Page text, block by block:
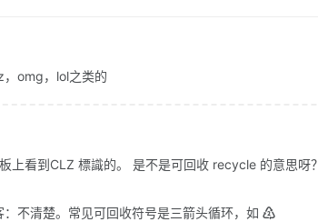
omg，lol之类的
上看到CLZ 標識的。 是不是可回收 recycle 的意思呀？
：不清楚。常见可回收符号是三箭头循环，如 ♴